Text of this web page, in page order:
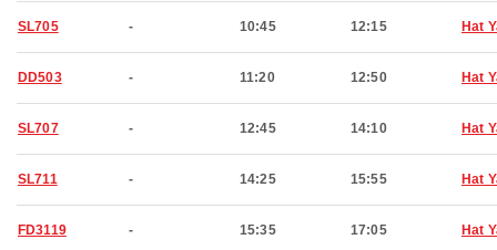
SL705 - 10:45 12:15 Hat
DD503 - 11:20 12:50 Hat
SL707 - 12:45 14:10 Hat
SL711 - 14:25 15:55 Hat
FD3119 - 15:35 17:05 Hat